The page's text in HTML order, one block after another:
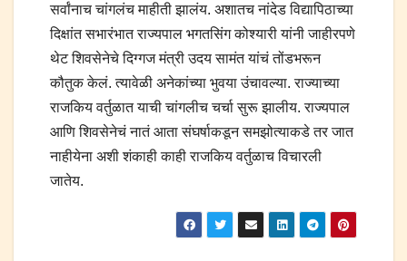
सर्वांनाच चांगलंच माहीती झालंय. अशातच नांदेड विद्यापिठाच्या
दिक्षांत सभारंभात राज्यपाल भगतसिंग कोश्यारी यांनी जाहीरपणे
थेट शिवसेनेचे दिग्गज मंत्री उदय सामंत यांचं तोंडभरून
कौतुक केलं. त्यावेळी अनेकांच्या भुवया उंचावल्या. राज्याच्या
राजकिय वर्तुळात याची चांगलीच चर्चा सुरू झालीय. राज्यपाल
आणि शिवसेनेचं नातं आता संघर्षाकडून समझोत्याकडे तर जात
नाहीयेना अशी शंकाही काही राजकिय वर्तुळाच विचारली
जातेय.